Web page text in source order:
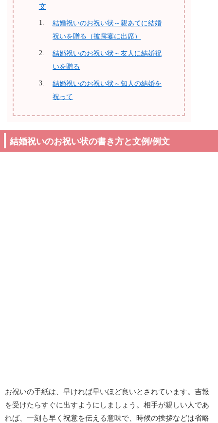
文
結婚祝いのお祝い状～親あてに結婚
祝いを贈る（披露宴に出席）
結婚祝いのお祝い状～友人に結婚祝
いを贈る
結婚祝いのお祝い状～知人の結婚を
祝って
結婚祝いのお祝い状の書き方と文例/例文
お祝いの手紙は、早ければ早いほど良いとされています。吉報
を受けたらすぐに出すようにしましょう。相手が親しい人であ
れば、一刻も早く祝意を伝える意味で、時候の挨拶などは省略